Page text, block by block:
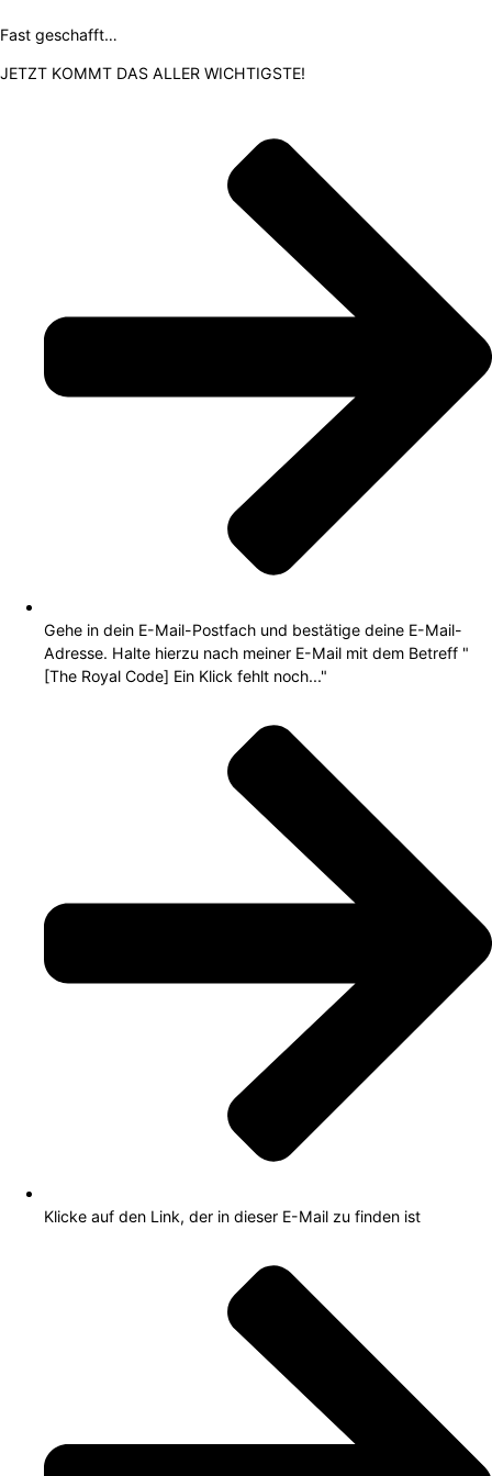
Fast geschafft…
JETZT KOMMT DAS ALLER WICHTIGSTE!
Gehe in dein E-Mail-Postfach und bestätige deine E-Mail-
Adresse. Halte hierzu nach meiner E-Mail mit dem Betreff "
[The Royal Code] Ein Klick fehlt noch..."
Klicke auf den Link, der in dieser E-Mail zu finden ist